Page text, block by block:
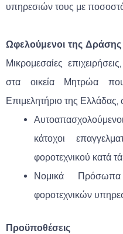
υπηρεσιών τους με
Ωφελούμενοι της Δράσης
Μικρομεσαίες
στα οικεία Μητρώα
Επιμελητήριο της Ελλάδας,
κάτοχοι
φοροτεχνικού κατά
Νομικά
φοροτεχνικών
Προϋποθέσεις